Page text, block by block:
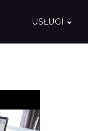
USŁUGI